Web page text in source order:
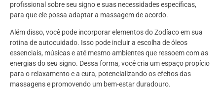
profissional sobre seu signo e suas necessidades específicas,
para que ele possa adaptar a massagem de acordo.
Além disso, você pode incorporar elementos do Zodíaco em sua
rotina de autocuidado. Isso pode incluir a escolha de óleos
essenciais, músicas e até mesmo ambientes que ressoem com as
energias do seu signo. Dessa forma, você cria um espaço propício
para o relaxamento e a cura, potencializando os efeitos das
massagens e promovendo um bem-estar duradouro.